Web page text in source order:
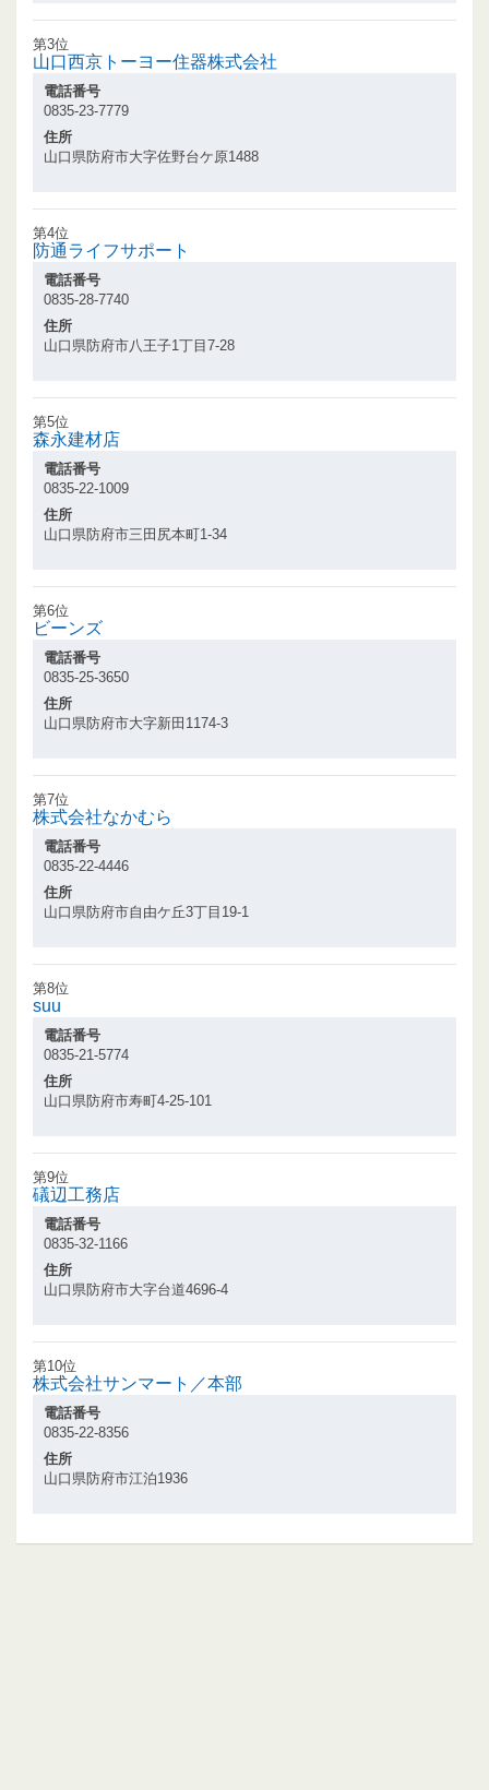
第3位
山口西京トーヨー住器株式会社
電話番号
0835-23-7779
住所
山口県防府市大字佐野台ケ原1488
第4位
防通ライフサポート
電話番号
0835-28-7740
住所
山口県防府市八王子1丁目7-28
第5位
森永建材店
電話番号
0835-22-1009
住所
山口県防府市三田尻本町1-34
第6位
ビーンズ
電話番号
0835-25-3650
住所
山口県防府市大字新田1174-3
第7位
株式会社なかむら
電話番号
0835-22-4446
住所
山口県防府市自由ケ丘3丁目19-1
第8位
suu
電話番号
0835-21-5774
住所
山口県防府市寿町4-25-101
第9位
礒辺工務店
電話番号
0835-32-1166
住所
山口県防府市大字台道4696-4
第10位
株式会社サンマート／本部
電話番号
0835-22-8356
住所
山口県防府市江泊1936